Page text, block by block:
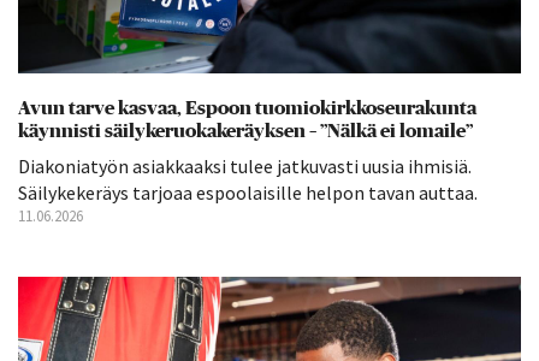
Avun tarve kasvaa, Espoon tuomiokirkkoseurakunta
käynnisti säilykeruokakeräyksen – ”Nälkä ei lomaile”
Diakoniatyön asiakkaaksi tulee jatkuvasti uusia ihmisiä.
Säilykekeräys tarjoaa espoolaisille helpon tavan auttaa.
11.06.2026